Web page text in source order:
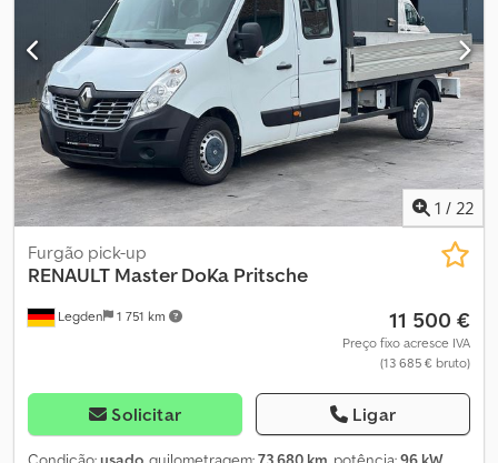
1 / 22
Legden 1 751 km
Furgão pick-up
RENAULT Master DoKa Pritsche
11 500 €
Preço fixo acresce IVA
(13 685 € bruto)
Solicitar Ligar